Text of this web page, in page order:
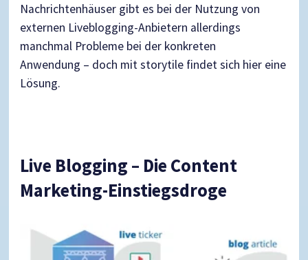
Nachrichtenhäuser gibt es bei der Nutzung von
externen Liveblogging-Anbietern allerdings
manchmal Probleme bei der konkreten
Anwendung – doch mit storytile findet sich hier eine
Lösung.
Live Blogging – Die Content
Marketing-Einstiegsdroge